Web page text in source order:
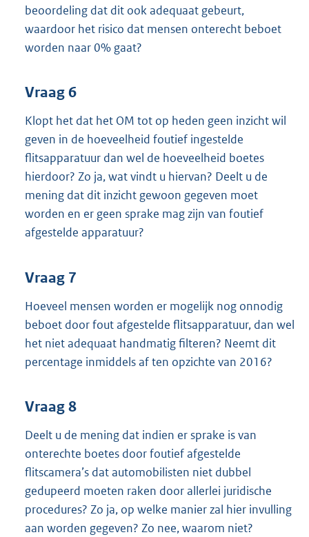
beoordeling dat dit ook adequaat gebeurt,
waardoor het risico dat mensen onterecht beboet
worden naar 0% gaat?
Vraag 6
Klopt het dat het OM tot op heden geen inzicht wil
geven in de hoeveelheid foutief ingestelde
flitsapparatuur dan wel de hoeveelheid boetes
hierdoor? Zo ja, wat vindt u hiervan? Deelt u de
mening dat dit inzicht gewoon gegeven moet
worden en er geen sprake mag zijn van foutief
afgestelde apparatuur?
Vraag 7
Hoeveel mensen worden er mogelijk nog onnodig
beboet door fout afgestelde flitsapparatuur, dan wel
het niet adequaat handmatig filteren? Neemt dit
percentage inmiddels af ten opzichte van 2016?
Vraag 8
Deelt u de mening dat indien er sprake is van
onterechte boetes door foutief afgestelde
flitscamera’s dat automobilisten niet dubbel
gedupeerd moeten raken door allerlei juridische
procedures? Zo ja, op welke manier zal hier invulling
aan worden gegeven? Zo nee, waarom niet?